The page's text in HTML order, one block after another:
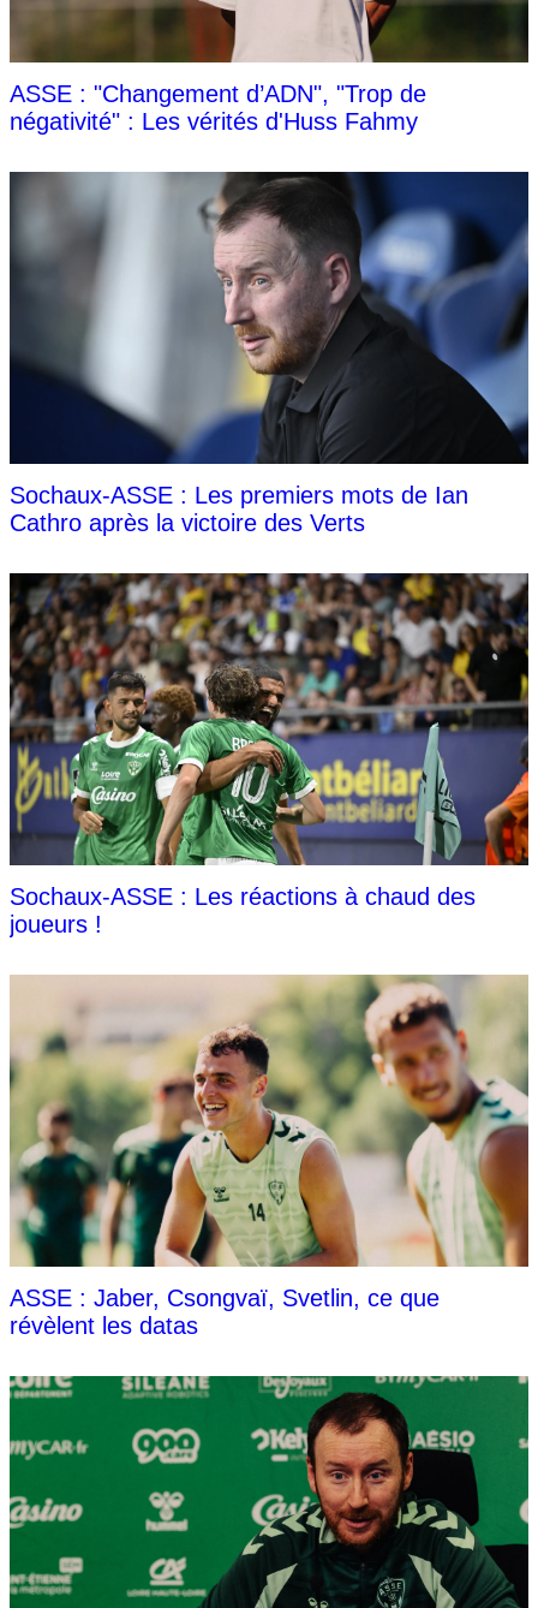
ASSE : "Changement d’ADN", "Trop de
négativité" : Les vérités d'Huss Fahmy
Sochaux-ASSE : Les premiers mots de Ian
Cathro après la victoire des Verts
Sochaux-ASSE : Les réactions à chaud des
joueurs !
ASSE : Jaber, Csongvaï, Svetlin, ce que
révèlent les datas